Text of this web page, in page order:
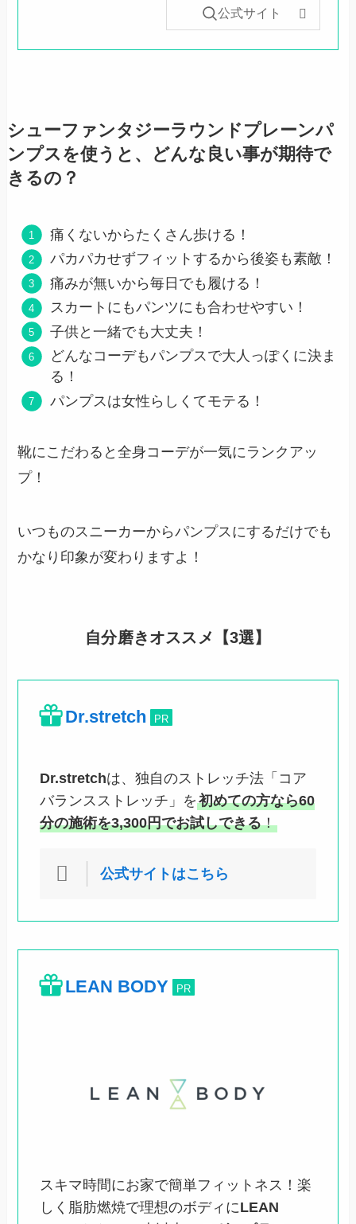
公式サイト
シューファンタジーラウンドプレーンパ
ンプスを使うと、どんな良い事が期待で
きるの？
痛くないからたくさん歩ける！
パカパカせずフィットするから後姿も素敵！
痛みが無いから毎日でも履ける！
スカートにもパンツにも合わせやすい！
子供と一緒でも大丈夫！
どんなコーデもパンプスで大人っぽくに決ま
る！
パンプスは女性らしくてモテる！
靴にこだわると全身コーデが一気にランクアッ
プ！
いつものスニーカーからパンプスにするだけでも
かなり印象が変わりますよ！
自分磨きオススメ【3選】
Dr.stretch PR
Dr.stretchは、独自のストレッチ法「コア
バランスストレッチ」を初めての方なら60
分の施術を3,300円でお試しできる！
公式サイトはこちら
LEAN BODY PR
スキマ時間にお家で簡単フィットネス！楽
しく脂肪燃焼で理想のボディにLEAN